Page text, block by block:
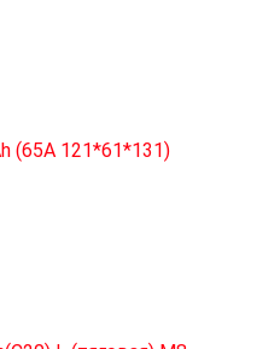
(65A 121*61*131)